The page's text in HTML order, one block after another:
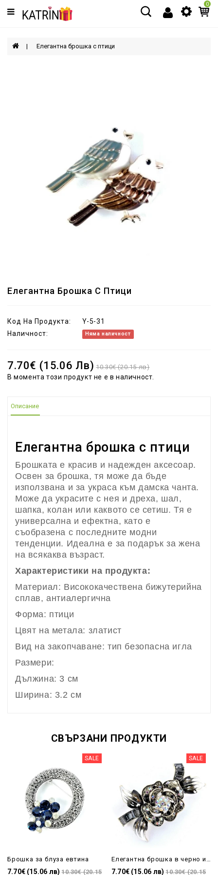
Категории
МЪЖЕ
0
Елегантна брошка с птици
Елегантна Брошка С Птици
Код На Продукта:
Y-5-31
Наличност:
Няма наличност
7.70€ (15.06 Лв) 10.30€ (20.15 лв)
В момента този продукт не е в наличност.
Описание
Елегантна брошка с птици
Брошката е красив и надежден аксесоар.
Освен за брошка, тя може да бъде
използвана и за украса към дамска чанта.
Може да украсите с нея и дреха, шал,
шапка, колан или каквото се сетиш. Тя е
универсална и ефектна, като е
съобразена с последните модни
тенденции. Идеална е за подарък за жена
на всякаква възраст.
Характеристики на продукта:
Материал: Висококачествена бижутерийна
сплав, антиалергична
Форма: птици
Цвят на метала: златист
Вид на закопчаване: тип безопасна игла
Размери:
Дължина: 3 см
Ширина: 3.2 см
СВЪРЗАНИ ПРОДУКТИ
SALE
Брошка за блуза евтина
7.70€ (15.06 лв) 10.30€ (20.15
SALE
7.70€ (15.06 лв) 10.30€ (20.15